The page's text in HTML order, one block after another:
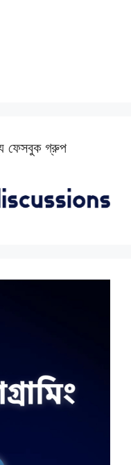
ফেসবুক গ্রুপ